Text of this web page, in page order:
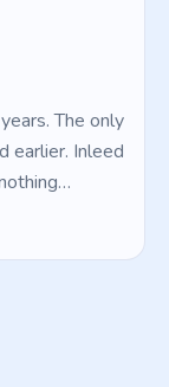
The only
earlier. Inleed
Top.